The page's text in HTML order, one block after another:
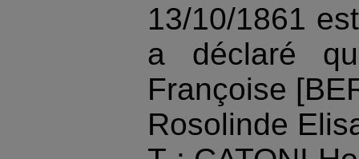
13/10/1861
a déclaré
Françoise
Rosolinde